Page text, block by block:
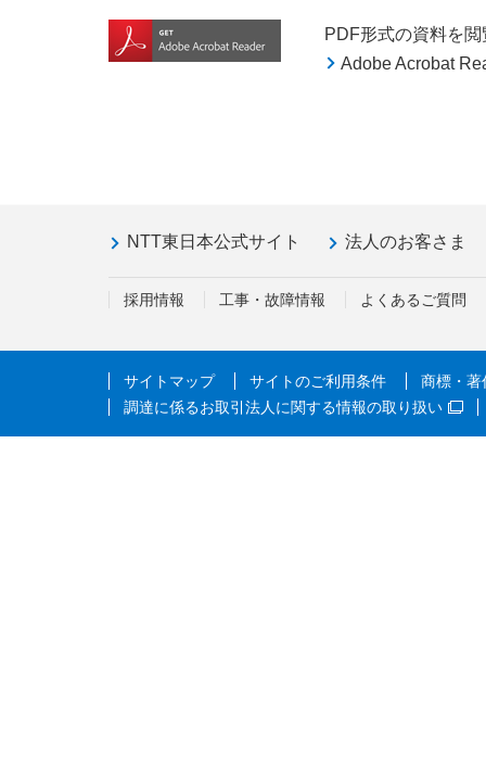
PDF形式の資料を
Adobe Acrobat
NTT東日本公式サイト 法人のお客さま
採用情報 工事・故障情報 よくあるご質問
サイトマップ サイトのご利用条件
商標・著
調達に係るお取引法人に関する情報の取り扱い